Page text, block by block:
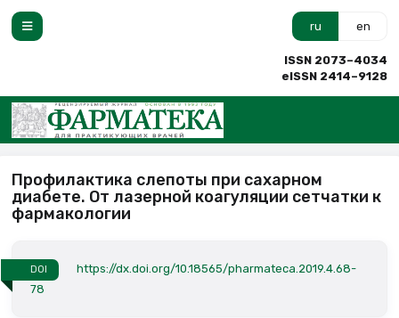
ru en
ISSN 2073–4034
eISSN 2414–9128
Профилактика слепоты при сахарном
диабете. От лазерной коагуляции сетчатки к
фармакологии
DOI
https://dx.doi.org/10.18565/pharmateca.2019.4.68-
78